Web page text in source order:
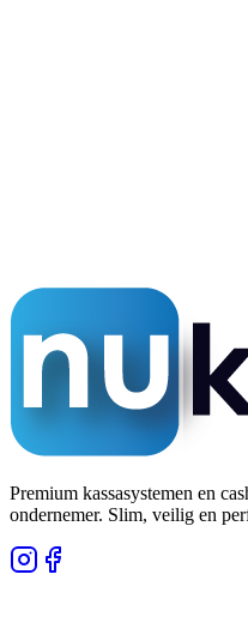
Premium kassasystemen en
ondernemer. Slim, veilig en